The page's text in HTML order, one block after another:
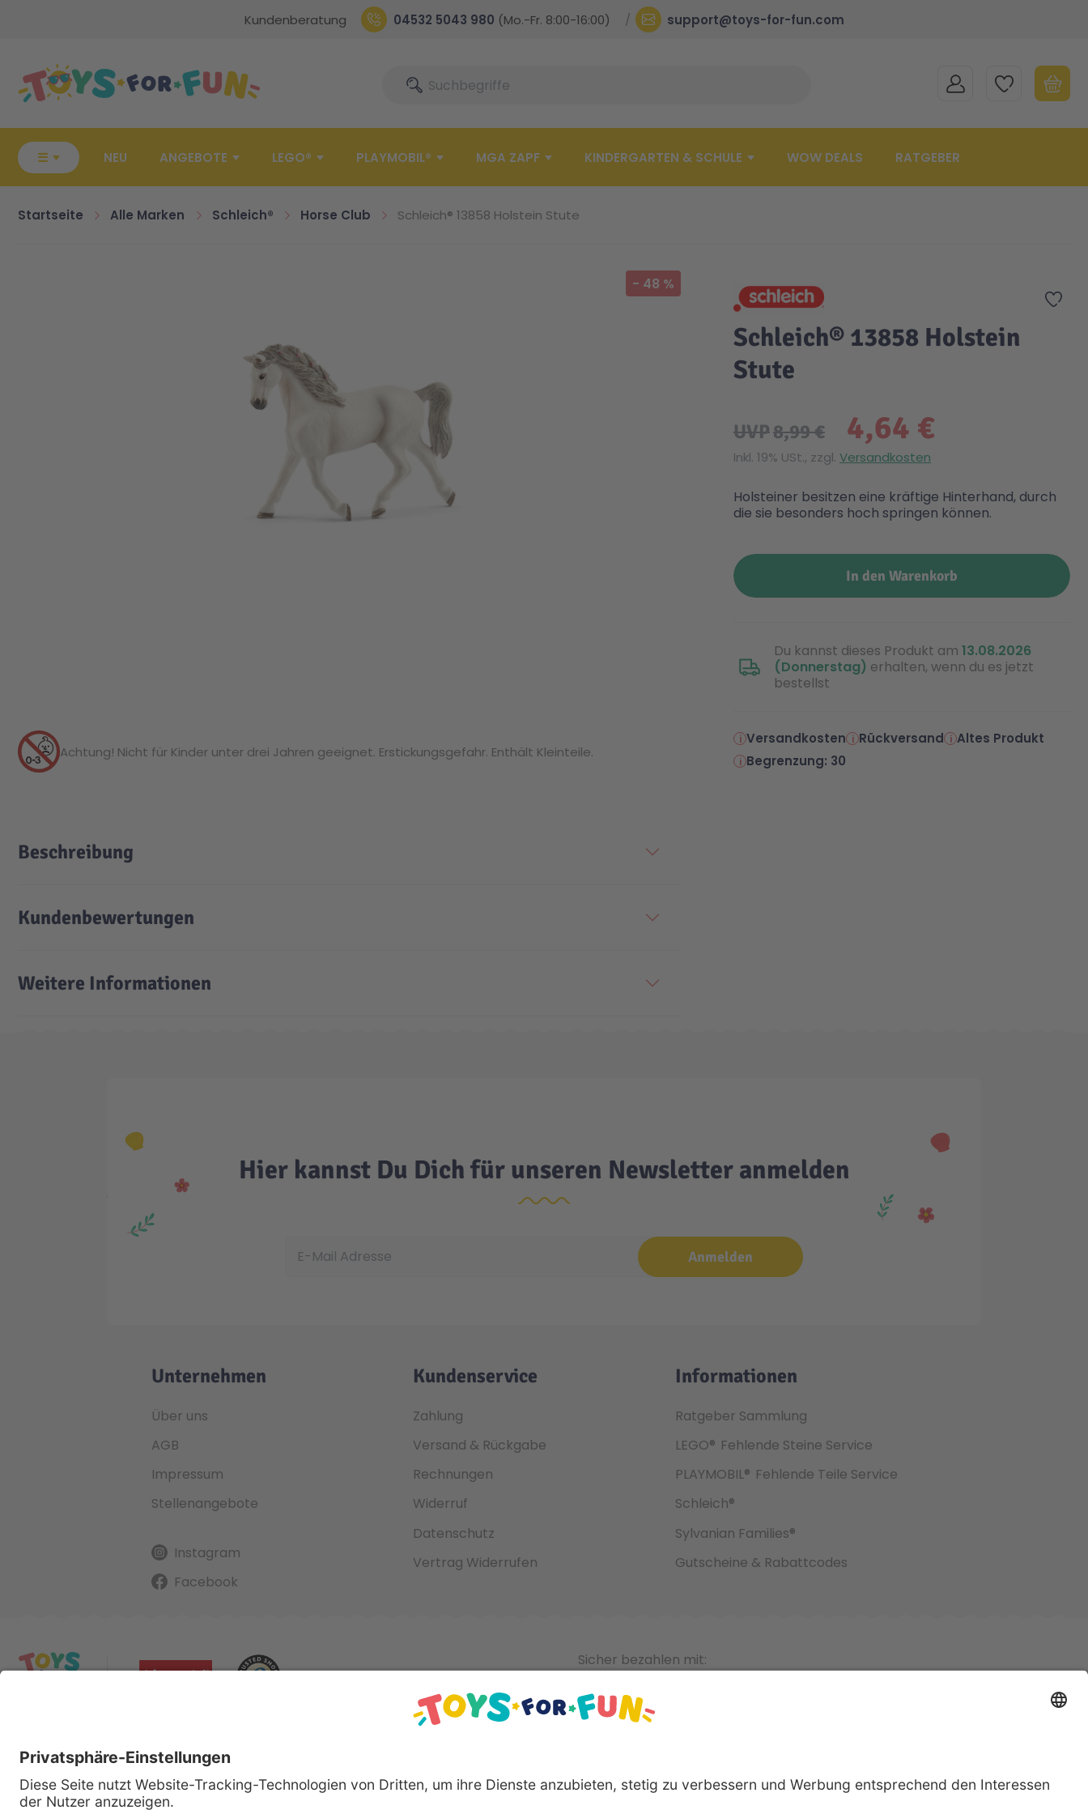
Kundenberatung 04532 5043 980 (Mo.-Fr. 8:00-16:00) support@toys-for-fun.com
SucheSuche MEIN KONTOMEINE WUNSCHLISTE
☰ NEU ANGEBOTE LEGO® PLAYMOBIL® MGA ZAPF KINDERGARTEN & SCHULE WOW DEALS RATGEBER
Startseite Alle Marken Schleich® Horse Club Schleich® 13858 Holstein Stute
- 48 %
Zur
Schleich® 13858 Holstein
Stute
4,64 €
UVP8,99 €
Inkl. 19% USt., zzgl. Versandkosten
Holsteiner besitzen eine kräftige Hinterhand, durch
die sie besonders hoch springen können.
In den Warenkorb
Du kannst dieses Produkt am 13.08.2026
(Donnerstag) erhalten, wenn du es jetzt
bestellst
Versandkosten Rückversand
Altes Produkt
Begrenzung: 30
Achtung! Nicht für Kinder unter drei Jahren geeignet. Erstickungsgefahr. Enthält Kleinteile.
Beschreibung
Kundenbewertungen
Weitere Informationen
Hier kannst Du Dich für unseren Newsletter anmelden
Anmelden
Unternehmen
Über uns
AGB
Impressum
Stellenangebote
Instagram
Facebook
Kundenservice
Zahlung
Versand & Rückgabe
Rechnungen
Widerruf
Datenschutz
Vertrag Widerrufen
Informationen
Ratgeber Sammlung
LEGO® Fehlende Steine Service
PLAYMOBIL® Fehlende Teile Service
Schleich®
Sylvanian Families®
Gutscheine & Rabattcodes
Sicher bezahlen mit: